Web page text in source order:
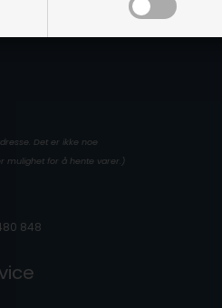
Det er ikke noe
mulighet for å hente varer.)
848